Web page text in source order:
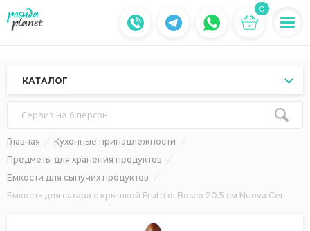
0
КАТАЛОГ
Сервиз на 6 персон
Главная
Кухонные принадлежности
Предметы для хранения продуктов
Емкости для сыпучих продуктов
Емкость для сахара с крышкой Frutti di Bosco 20.5 см Nuova Cer